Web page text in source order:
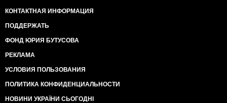
КОНТАКТНАЯ ИНФОРМАЦИЯ
ПОДДЕРЖАТЬ
ФОНД ЮРИЯ БУТУСОВА
РЕКЛАМА
УСЛОВИЯ ПОЛЬЗОВАНИЯ
ПОЛИТИКА КОНФИДЕНЦИАЛЬНОСТИ
НОВИНИ УКРАЇНИ СЬОГОДНІ